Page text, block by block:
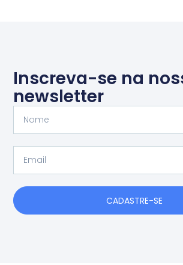
Inscreva-se na
newsletter
CADASTRE-SE